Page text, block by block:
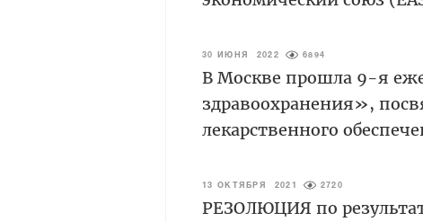
30 ИЮНЯ 2022 6894
В Москве прошла 9-я
здравоохранения»,
лекарственного
13 ОКТЯБРЯ 2021 2720
РЕЗОЛЮЦИЯ по